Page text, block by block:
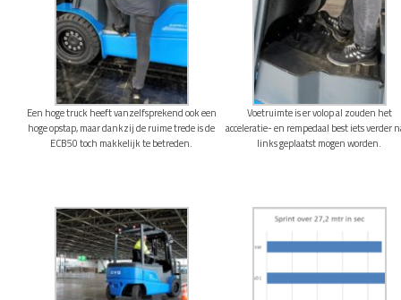
Een hoge truck heeft vanzelfsprekend ook een
hoge opstap, maar dankzij de ruime trede is de
ECB50 toch makkelijk te betreden.
Voetruimte is er volop al zouden het
acceleratie- en rempedaal best iets verder
links geplaatst mogen worden.